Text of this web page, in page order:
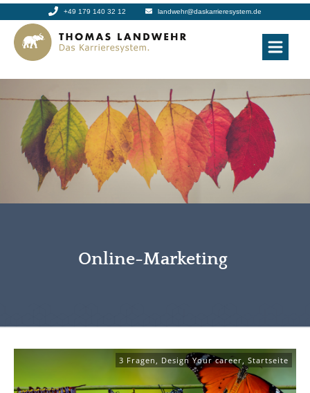
+49 179 140 32 12 landwehr@daskarrieresystem.de
Online-Marketing
3 Fragen , Design Your career, Startseite